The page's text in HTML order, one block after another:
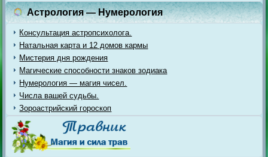
Астрология — Нумерология
Консультация астропсихолога.
Натальная карта и 12 домов кармы
Мистерия дня рождения
Магические способности знаков зодиака
Нумерология — магия чисел.
Числа вашей судьбы.
Зороастрийский гороскоп